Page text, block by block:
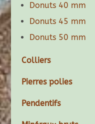
Donuts 40 mm
Donuts 45 mm
Donuts 50 mm
Colliers
Pierres polies
Pendentifs